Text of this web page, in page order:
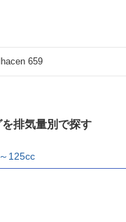
659
排気量別で探す
125cc